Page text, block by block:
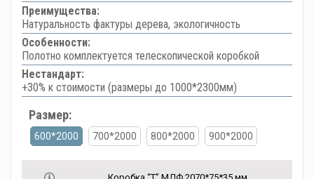
Преимущества:
Натуральность фактуры дерева, экологичность
Особенности:
Полотно комплектуется телескопической коробкой
Нестандарт:
+30% к стоимости (размеры до 1000*2300мм)
Размер:
600*2000 700*2000 800*2000 900*2000